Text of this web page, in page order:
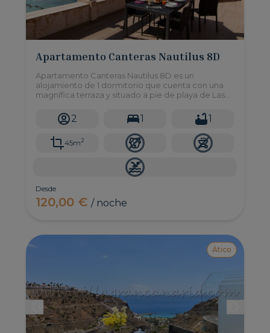
Apartamento Canteras Nautilus 8D
Apartamento Canteras Nautilus 8D es un
alojamiento de 1 dormitorio que cuenta con una
magnífica terraza y situado a pie de playa de Las
2 1 1
45m2
Desde
120,00 €/ noche
Ático